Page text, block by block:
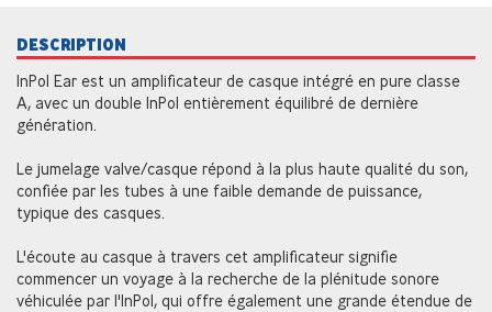
DESCRIPTION
InPol Ear est un amplificateur de casque intégré en pure classe
A, avec un double InPol entièrement équilibré de dernière
génération.
Le jumelage valve/casque répond à la plus haute qualité du son,
confiée par les tubes à une faible demande de puissance,
typique des casques.
L'écoute au casque à travers cet amplificateur signifie
commencer un voyage à la recherche de la plénitude sonore
véhiculée par l'InPol, qui offre également une grande étendue de